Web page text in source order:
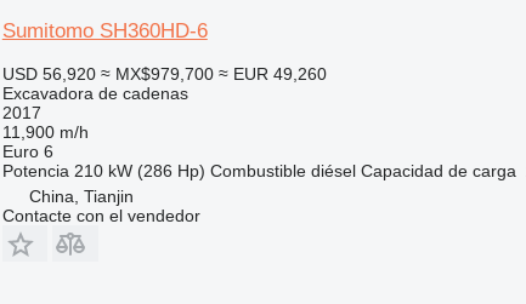
Sumitomo SH360HD-6
USD 56,920 ≈ MX$979,700 ≈ EUR 49,260
Excavadora de cadenas
2017
11,900 m/h
Euro 6
Potencia 210 kW (286 Hp) Combustible diésel Capacidad de carga
China, Tianjin
Contacte con el vendedor